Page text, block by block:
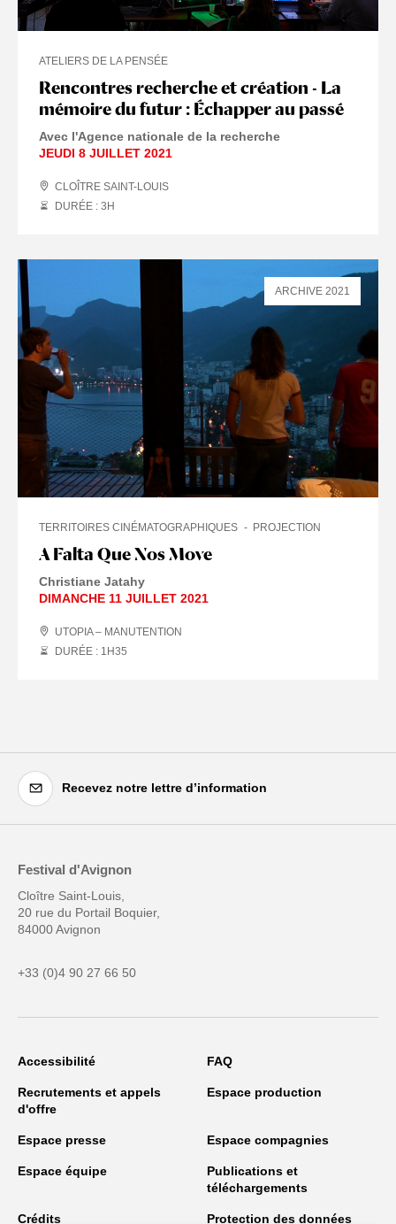
Rencontres recherche et création - La
mémoire du futur : Échapper au passé
ATELIERS DE LA PENSÉE
Avec l'Agence nationale de la recherche
JEUDI 8 JUILLET 2021
CLOÎTRE SAINT-LOUIS
DURÉE : 3H
A Falta Que Nos Move
TERRITOIRES CINÉMATOGRAPHIQUES PROJECTION
Christiane Jatahy
DIMANCHE 11 JUILLET 2021
UTOPIA – MANUTENTION
DURÉE : 1H35
ARCHIVE 2021
Recevez notre lettre d’information
Festival d'Avignon
Cloître Saint-Louis,
20 rue du Portail Boquier,
84000 Avignon
+33 (0)4 90 27 66 50
Accessibilité FAQ
Recrutements et appels
d'offre
Espace production
Espace presse Espace compagnies
Espace équipe
Publications et
téléchargements
Crédits Protection des données